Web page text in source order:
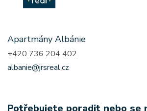
Apartmány Albánie
+420 736 204 402
albanie@jrsreal.cz